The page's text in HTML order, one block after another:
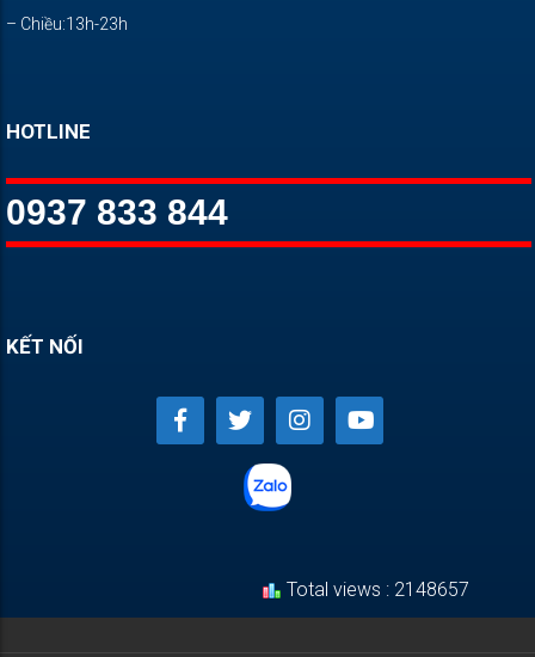
– Chiều:13h-23h
HOTLINE
0937 833 844
KẾT NỐI
Total views : 2148657